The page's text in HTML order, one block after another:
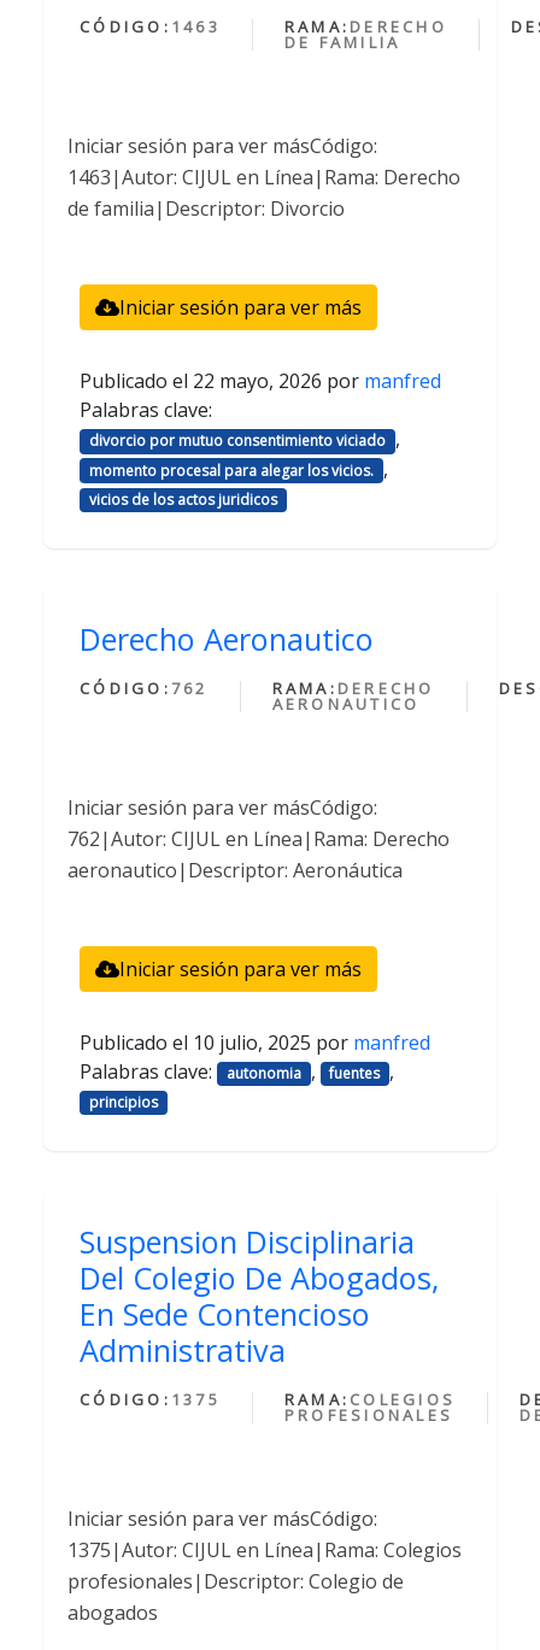
CÓDIGO: 1463 RAMA: DERECHO
DE FAMILIA
Iniciar sesión para ver másCódigo:
1463|Autor: CIJUL en Línea|Rama: Derecho
de familia|Descriptor: Divorcio
Iniciar sesión para ver más
Publicado el 22 mayo, 2026 por manfred
Palabras clave:
divorcio por mutuo consentimiento viciado ,
momento procesal para alegar los vicios. ,
vicios de los actos juridicos
Derecho Aeronautico
CÓDIGO: 762 RAMA: DERECHO
AERONAUTICO
Iniciar sesión para ver másCódigo:
762|Autor: CIJUL en Línea|Rama: Derecho
aeronautico|Descriptor: Aeronáutica
Iniciar sesión para ver más
Publicado el 10 julio, 2025 por manfred
Palabras clave:
autonomia , fuentes ,
principios
Suspension Disciplinaria
Del Colegio De Abogados,
En Sede Contencioso
Administrativa
CÓDIGO: 1375 RAMA: COLEGIOS
PROFESIONALES
Iniciar sesión para ver másCódigo:
1375|Autor: CIJUL en Línea|Rama: Colegios
profesionales|Descriptor: Colegio de
abogados